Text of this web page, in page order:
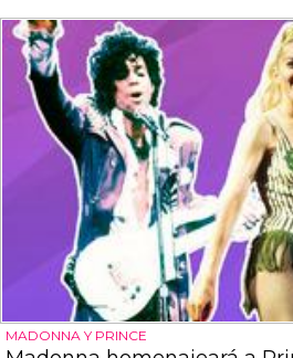
MADONNA Y PRINCE